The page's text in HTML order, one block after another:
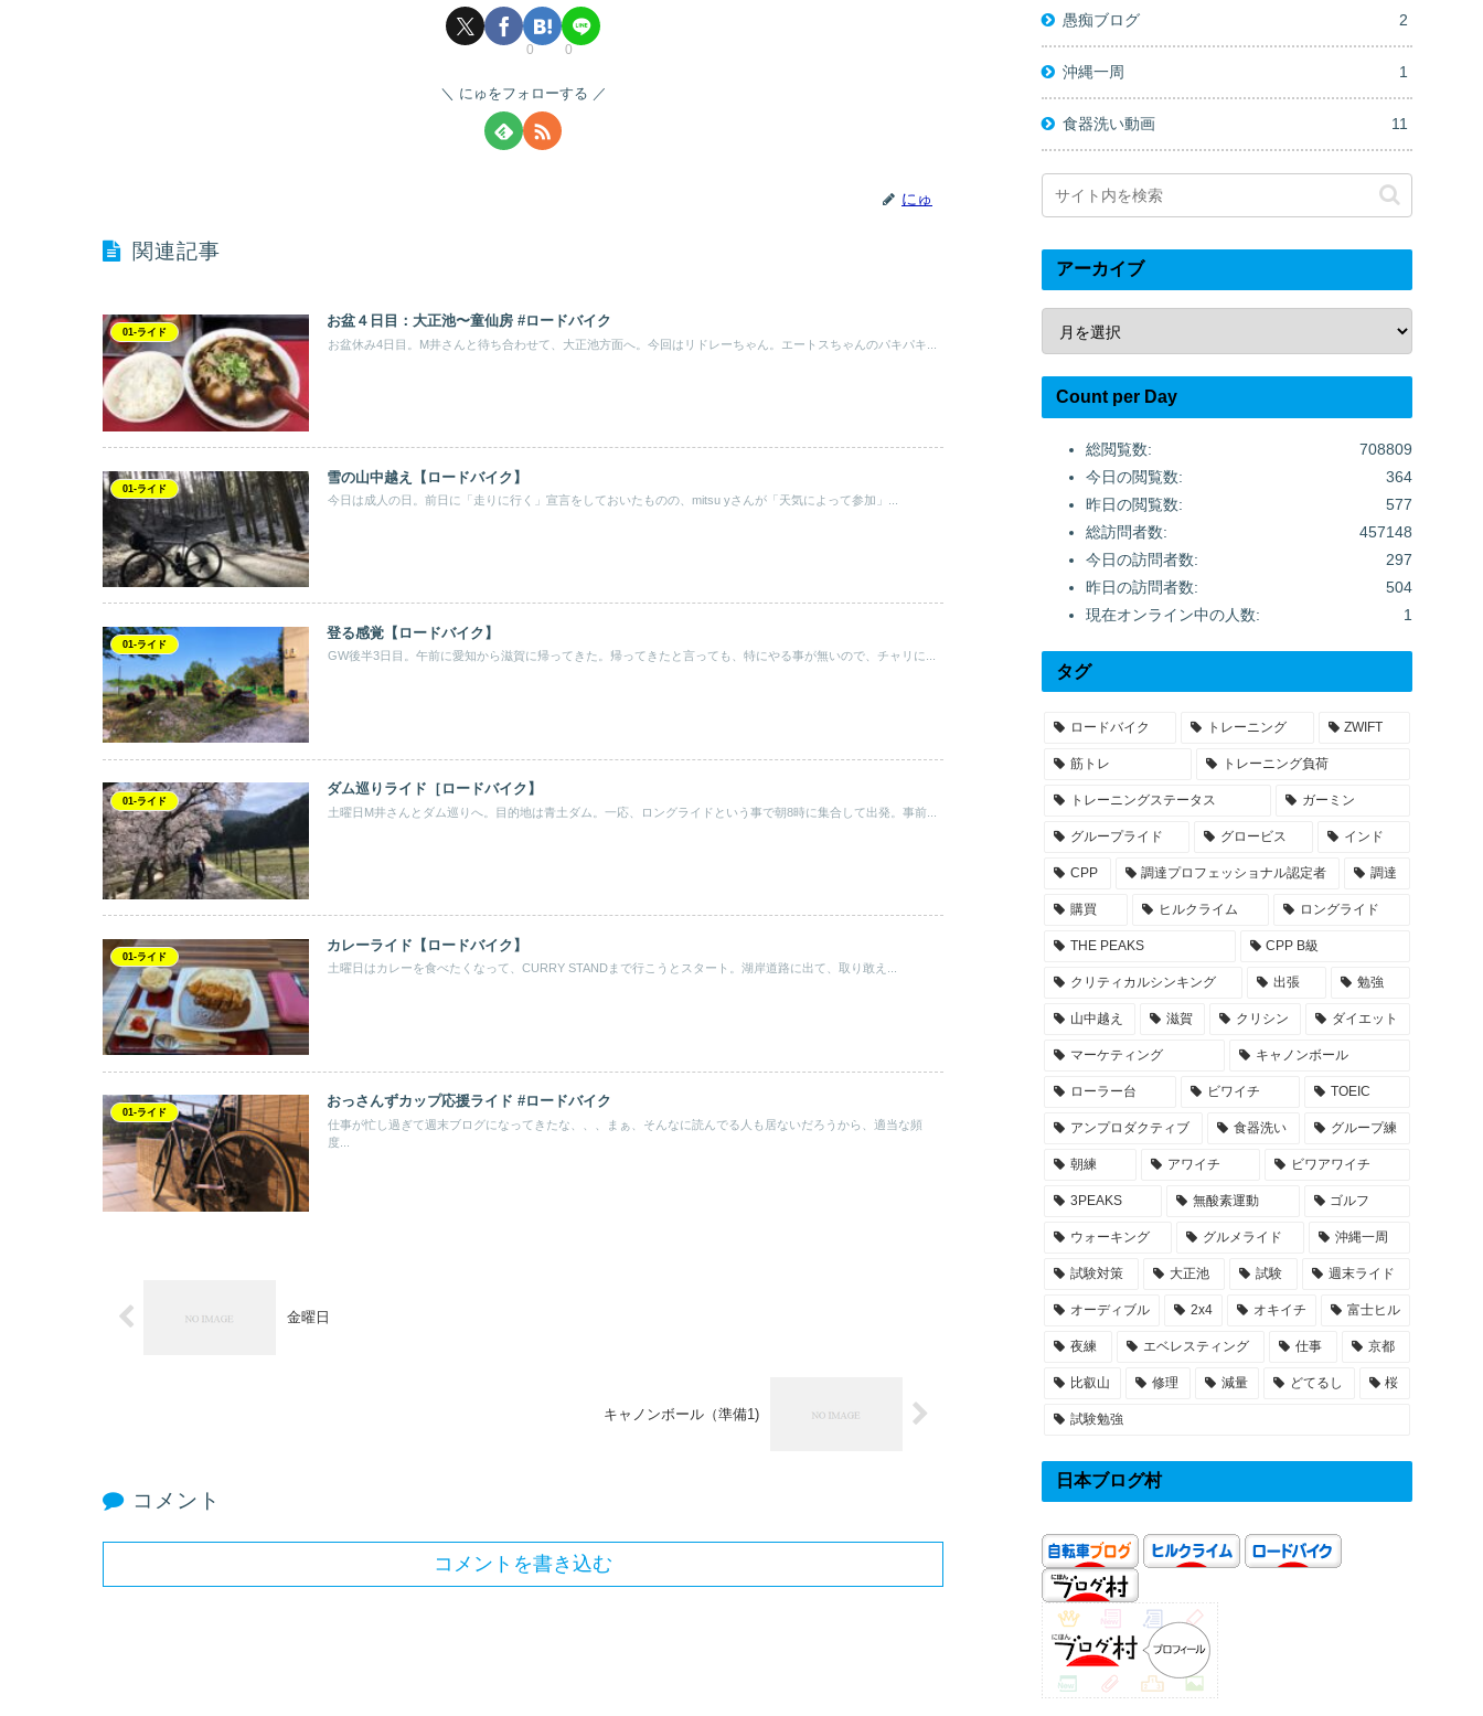
0 0
にゅをフォローする
にゅ
関連記事
01-ライド
お盆４日目：大正池〜童仙房 #ロードバイク
お盆休み4日目。M井さんと待ち合わせて、大正池方面へ。今回はリドレーちゃん。エートスちゃんのパキパキ...
01-ライド
雪の山中越え【ロードバイク】
今日は成人の日。前日に「走りに行く」宣言をしておいたものの、mitsu yさんが「天気によって参加」...
01-ライド
登る感覚【ロードバイク】
GW後半3日目。午前に愛知から滋賀に帰ってきた。帰ってきたと言っても、特にやる事が無いので、チャリに...
01-ライド
ダム巡りライド［ロードバイク】
土曜日M井さんとダム巡りへ。目的地は青土ダム。一応、ロングライドという事で朝8時に集合して出発。事前...
01-ライド
カレーライド【ロードバイク】
土曜日はカレーを食べたくなって、CURRY STANDまで行こうとスタート。湖岸道路に出て、取り敢え...
01-ライド
おっさんずカップ応援ライド #ロードバイク
仕事が忙し過ぎて週末ブログになってきたな、、、まぁ、そんなに読んでる人も居ないだろうから、適当な頻
度...
金曜日
キャノンボール（準備1)
コメント
コメントを書き込む
愚痴ブログ 2
沖縄一周 1
食器洗い動画 11
アーカイブ
Count per Day
708809
総閲覧数:
364
今日の閲覧数:
577
昨日の閲覧数:
457148
総訪問者数:
297
今日の訪問者数:
504
昨日の訪問者数:
1
現在オンライン中の人数:
タグ
ロードバイク トレーニング ZWIFT
筋トレ トレーニング負荷
トレーニングステータス ガーミン
グループライド グロービス インド
CPP 調達プロフェッショナル認定者 調達
購買 ヒルクライム ロングライド
THE PEAKS CPP B級
クリティカルシンキング 出張 勉強
山中越え 滋賀 クリシン ダイエット
マーケティング キャノンボール
ローラー台 ビワイチ TOEIC
アンプロダクティブ 食器洗い グループ練
朝練 アワイチ ビワアワイチ
3PEAKS 無酸素運動 ゴルフ
ウォーキング グルメライド 沖縄一周
試験対策 大正池 試験 週末ライド
オーディブル 2x4 オキイチ 富士ヒル
夜練 エベレスティング 仕事 京都
比叡山 修理 減量 どてるし 桜
試験勉強
日本ブログ村